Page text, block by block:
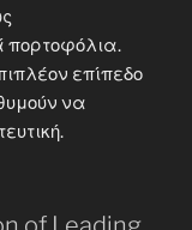
πορτοφόλια.
επίπεδο
να